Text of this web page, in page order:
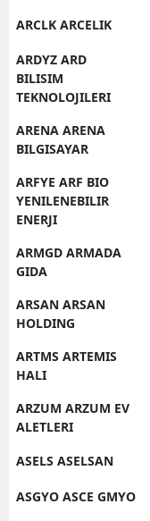
ARCLK ARCELIK
ARDYZ ARD
BILISIM
TEKNOLOJILERI
ARENA ARENA
BILGISAYAR
ARFYE ARF BIO
YENILENEBILIR
ENERJI
ARMGD ARMADA
GIDA
ARSAN ARSAN
HOLDING
ARTMS ARTEMIS
HALI
ARZUM ARZUM EV
ALETLERI
ASELS ASELSAN
ASGYO ASCE GMYO